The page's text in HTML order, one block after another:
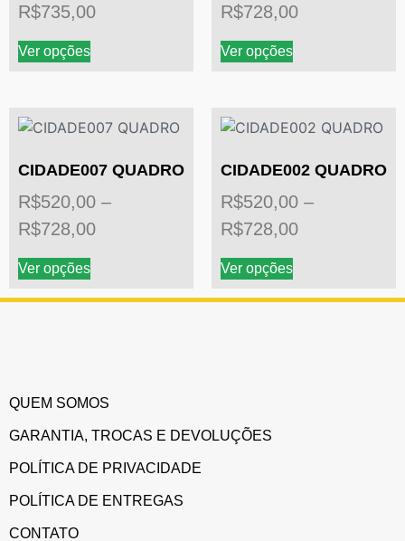
R$735,00
Ver opções
R$728,00
Ver opções
CIDADE007 QUADRO
R$520,00 –
R$728,00
Ver opções
CIDADE002 QUADRO
R$520,00 –
R$728,00
Ver opções
QUEM SOMOS
GARANTIA, TROCAS E DEVOLUÇÕES
POLÍTICA DE PRIVACIDADE
POLÍTICA DE ENTREGAS
CONTATO